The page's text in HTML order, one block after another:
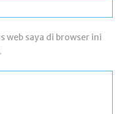
web saya di browser ini